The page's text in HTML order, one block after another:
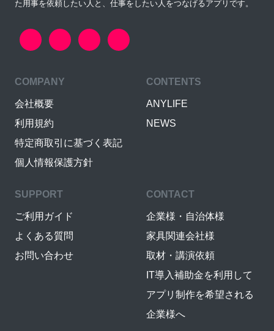
た用事を依頼したい人と、仕事をしたい人をつなげるアプリです。
COMPANY
会社概要
利用規約
特定商取引に基づく表記
個人情報保護方針
CONTENTS
ANYLIFE
NEWS
SUPPORT
ご利用ガイド
よくある質問
お問い合わせ
CONTACT
企業様・自治体様
家具関連会社様
取材・講演依頼
IT導入補助金を利用して
アプリ制作を希望される
企業様へ